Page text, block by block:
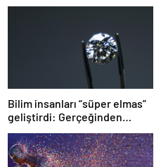
Bilim insanları “süper elmas”
geliştirdi: Gerçeğinden